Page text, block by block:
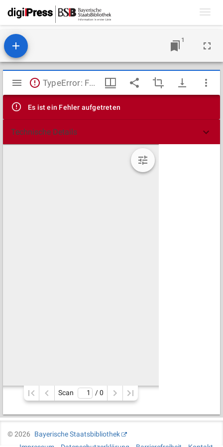
1
Mirador
Viewer
TypeError: Failed to fetch
Es ist ein Fehler aufgetreten
Technische Details
Scan / 0
©2026
Bayerische Staatsbibliothek